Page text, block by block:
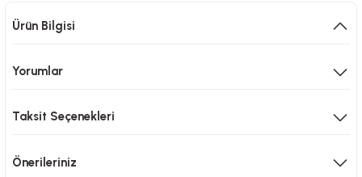
Ürün Bilgisi
Yorumlar
Taksit Seçenekleri
Önerileriniz